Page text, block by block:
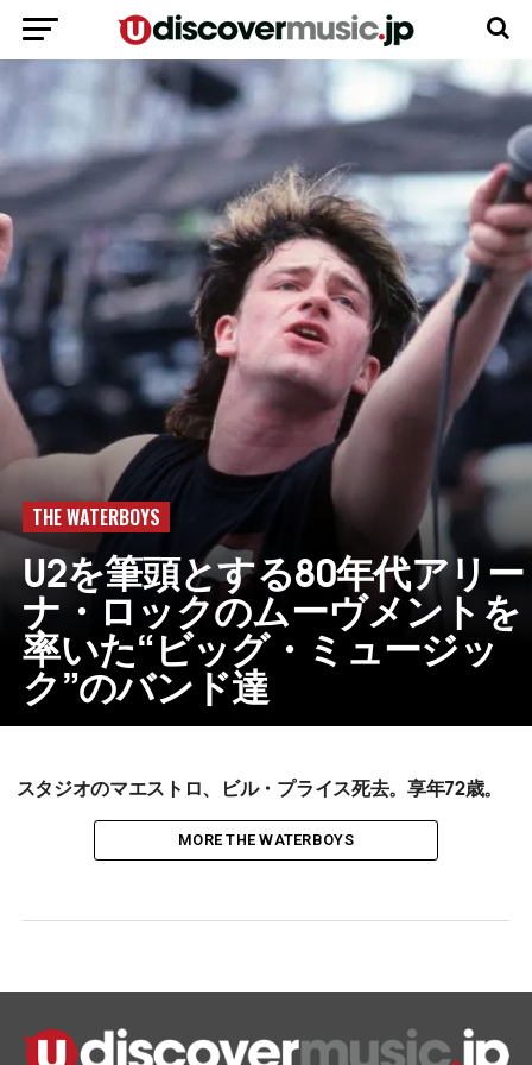
THE WATERBOYS
U2を筆頭とする80年代アリー
ナ・ロックのムーヴメントを
率いた“ビッグ・ミュージッ
ク”のバンド達
スタジオのマエストロ、ビル・プライス死去。享年72歳。
MORE THE WATERBOYS